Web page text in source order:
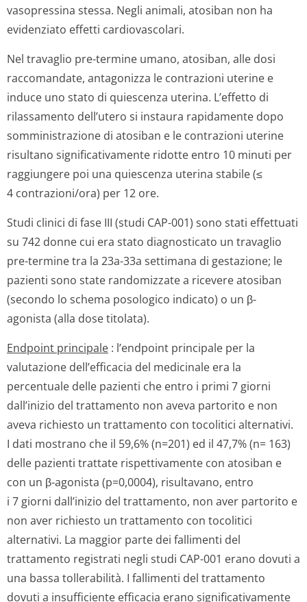
vasopressina stessa. Negli animali, atosiban non ha
evidenziato effetti cardiovascolari.
Nel travaglio pre-termine umano, atosiban, alle dosi
raccomandate, antagonizza le contrazioni uterine e
induce uno stato di quiescenza uterina. L’effetto di
rilassamento dell’utero si instaura rapidamente dopo
somministrazione di atosiban e le contrazioni uterine
risultano significativamente ridotte entro 10 minuti per
raggiungere poi una quiescenza uterina stabile (≤
4 contrazioni/ora) per 12 ore.
Studi clinici di fase III (studi CAP-001) sono stati effettuati
su 742 donne cui era stato diagnosticato un travaglio
pre-termine tra la 23a-33a settimana di gestazione; le
pazienti sono state randomizzate a ricevere atosiban
(secondo lo schema posologico indicato) o un β-
agonista (alla dose titolata).
Endpoint principale : l’endpoint principale per la
valutazione dell’efficacia del medicinale era la
percentuale delle pazienti che entro i primi 7 giorni
dall’inizio del trattamento non aveva partorito e non
aveva richiesto un trattamento con tocolitici alternativi.
I dati mostrano che il 59,6% (n=201) ed il 47,7% (n= 163)
delle pazienti trattate rispettivamente con atosiban e
con un β-agonista (p=0,0004), risultavano, entro
i 7 giorni dall’inizio del trattamento, non aver partorito e
non aver richiesto un trattamento con tocolitici
alternativi. La maggior parte dei fallimenti del
trattamento registrati negli studi CAP-001 erano dovuti a
una bassa tollerabilità. I fallimenti del trattamento
dovuti a insufficiente efficacia erano significativamente